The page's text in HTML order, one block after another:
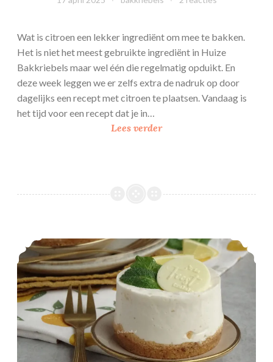
Wat is citroen een lekker ingrediënt om mee te bakken.
Het is niet het meest gebruikte ingrediënt in Huize
Bakkriebels maar wel één die regelmatig opduikt. En
deze week leggen we er zelfs extra de nadruk op door
dagelijks een recept met citroen te plaatsen. Vandaag is
het tijd voor een recept dat je in…
Lees verderC
r
u
m
o
Limoncello cheesecake